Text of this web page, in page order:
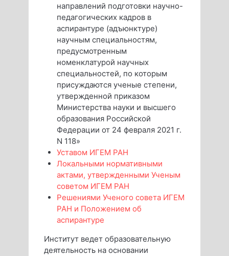
направлений подготовки научно-
педагогических кадров в
аспирантуре (адъюнктуре)
научным специальностям,
предусмотренным
номенклатурой научных
специальностей, по которым
присуждаются ученые степени,
утвержденной приказом
Министерства науки и высшего
образования Российской
Федерации от 24 февраля 2021 г.
N 118»
Уставом ИГЕМ РАН
Локальными нормативными
актами, утвержденными Ученым
советом ИГЕМ РАН
Решениями Ученого совета ИГЕМ
РАН и Положением об
аспирантуре
Институт ведет образовательную
деятельность на основании